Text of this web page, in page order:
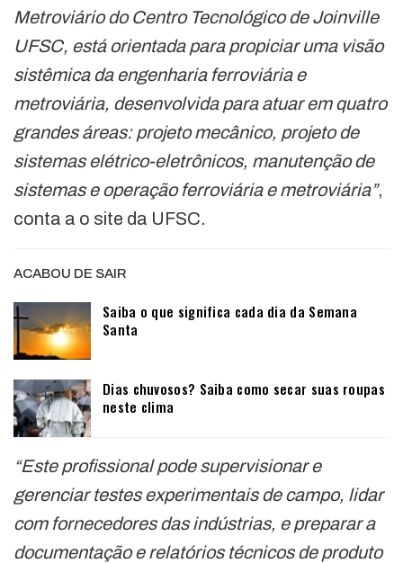
Metroviário do Centro Tecnológico de Joinville
UFSC, está orientada para propiciar uma visão
sistêmica da engenharia ferroviária e
metroviária, desenvolvida para atuar em quatro
grandes áreas: projeto mecânico, projeto de
sistemas elétrico-eletrônicos, manutenção de
sistemas e operação ferroviária e metroviária”,
conta a o site da UFSC.
ACABOU DE SAIR
Saiba o que significa cada dia da Semana
Santa
Dias chuvosos? Saiba como secar suas roupas
neste clima
“Este profissional pode supervisionar e
gerenciar testes experimentais de campo, lidar
com fornecedores das indústrias, e preparar a
documentação e relatórios técnicos de produto